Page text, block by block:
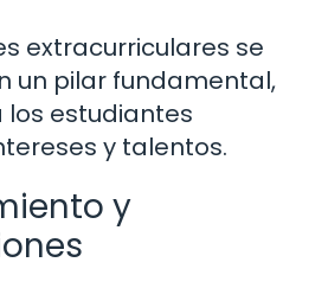
extracurriculares se
un pilar fundamental,
estudiantes
y talentos.
y